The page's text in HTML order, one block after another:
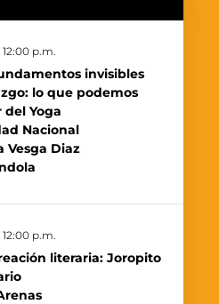
p.m.
invisibles
lo que podemos
Yoga
Nacional
Vesga Diaz
p.m.
literaria: Joropito